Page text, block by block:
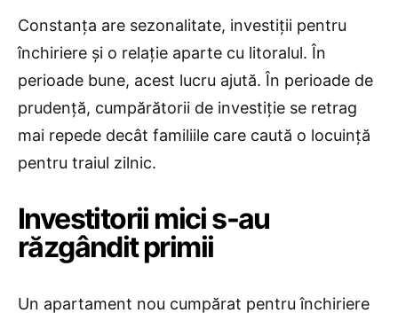
Constanța are sezonalitate, investiții pentru
închiriere și o relație aparte cu litoralul. În
perioade bune, acest lucru ajută. În perioade de
prudență, cumpărătorii de investiție se retrag
mai repede decât familiile care caută o locuință
pentru traiul zilnic.
Investitorii mici s-au
răzgândit primii
Un apartament nou cumpărat pentru închiriere